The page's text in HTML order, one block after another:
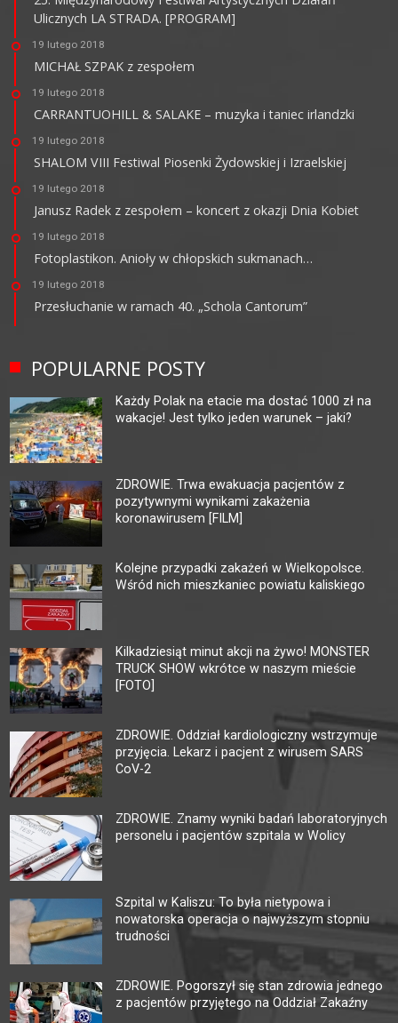
Ulicznych LA STRADA. [PROGRAM]
19 lutego 2018
MICHAŁ SZPAK z zespołem
19 lutego 2018
CARRANTUOHILL & SALAKE – muzyka i taniec irlandzki
19 lutego 2018
SHALOM VIII Festiwal Piosenki Żydowskiej i Izraelskiej
19 lutego 2018
Janusz Radek z zespołem – koncert z okazji Dnia Kobiet
19 lutego 2018
Fotoplastikon. Anioły w chłopskich sukmanach…
19 lutego 2018
Przesłuchanie w ramach 40. „Schola Cantorum”
POPULARNE POSTY
Każdy Polak na etacie ma dostać 1000 zł na
wakacje! Jest tylko jeden warunek – jaki?
ZDROWIE. Trwa ewakuacja pacjentów z
pozytywnymi wynikami zakażenia
koronawirusem [FILM]
Kolejne przypadki zakażeń w Wielkopolsce.
Wśród nich mieszkaniec powiatu kaliskiego
Kilkadziesiąt minut akcji na żywo! MONSTER
TRUCK SHOW wkrótce w naszym mieście
[FOTO]
ZDROWIE. Oddział kardiologiczny wstrzymuje
przyjęcia. Lekarz i pacjent z wirusem SARS
CoV-2
ZDROWIE. Znamy wyniki badań laboratoryjnych
personelu i pacjentów szpitala w Wolicy
Szpital w Kaliszu: To była nietypowa i
nowatorska operacja o najwyższym stopniu
trudności
ZDROWIE. Pogorszył się stan zdrowia jednego
z pacjentów przyjętego na Oddział Zakaźny